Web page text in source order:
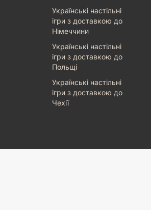
Українські настільні
ігри з доставкою до
Німеччини
Українські настільні
ігри з доставкою до
Польщі
Українські настільні
ігри з доставкою до
Чехії